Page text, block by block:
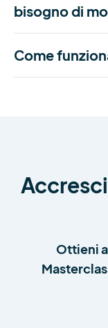
bisogno di
Come
Ottieni